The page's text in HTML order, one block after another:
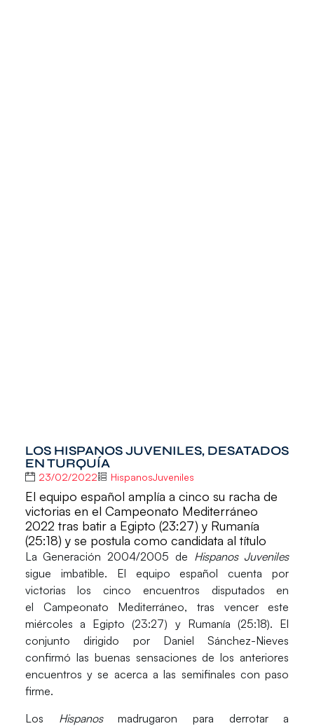
LOS HISPANOS JUVENILES, DESATADOS
EN TURQUÍA
23/02/2022 HispanosJuveniles
El equipo español amplía a cinco su racha de
victorias en el Campeonato Mediterráneo
2022 tras batir a Egipto (23:27) y Rumanía
(25:18) y se postula como candidata al título
La Generación 2004/2005 de Hispanos Juveniles
sigue imbatible. El equipo español cuenta por
victorias los cinco encuentros disputados en
el Campeonato Mediterráneo, tras vencer este
miércoles a Egipto(23:27) y Rumanía (25:18). El
conjunto dirigido por Daniel Sánchez-Nieves
confirmó las buenas sensaciones de los anteriores
encuentros y se acerca a las semifinales con paso
firme.
Los Hispanosmadrugaron para derrotar a